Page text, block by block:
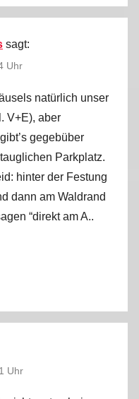
sagt:
Uhr
natürlich unser
V+E), aber
gegebüber
Parkplatz.
hinter der Festung
dann am Waldrand
“direkt am A..
Uhr